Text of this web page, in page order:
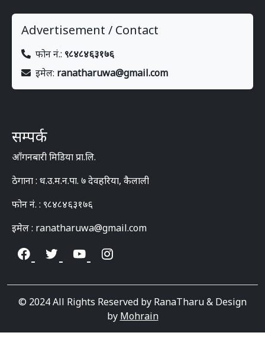
Advertisement / Contact
फोन नं.: ९८४८४६३१७६
इमेल: ranatharuwa@gmail.com
सम्पर्क
आँगनबारी मिडिया प्रा.लि.
ठेगाना : ध.उ.म.न.पा. ७ देवहरिया, कैलाली
फोन नं. : ९८४८४६३१७६
इमेल : ranatharuwa@gmail.com
© 2024 All Rights Reserved by RanaTharu & Design
by Mohrain